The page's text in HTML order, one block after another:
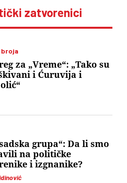
zatvorenici
broja
za „Vreme“: „Tako su
i Ćuruvija i
grupa“: Da li smo
na političke
i izgnanike?